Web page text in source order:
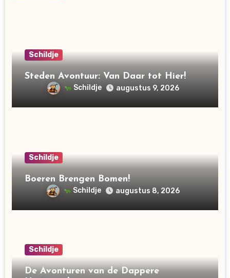
Schildje
Steden Avontuur: Van Daar tot Hier!
Schildje augustus 9, 2026
Schildje
Boeren Brengen Bomen!
Schildje augustus 8, 2026
Schildje
De Avonturen van de Dappere